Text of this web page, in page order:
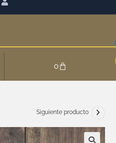
0
Siguiente producto